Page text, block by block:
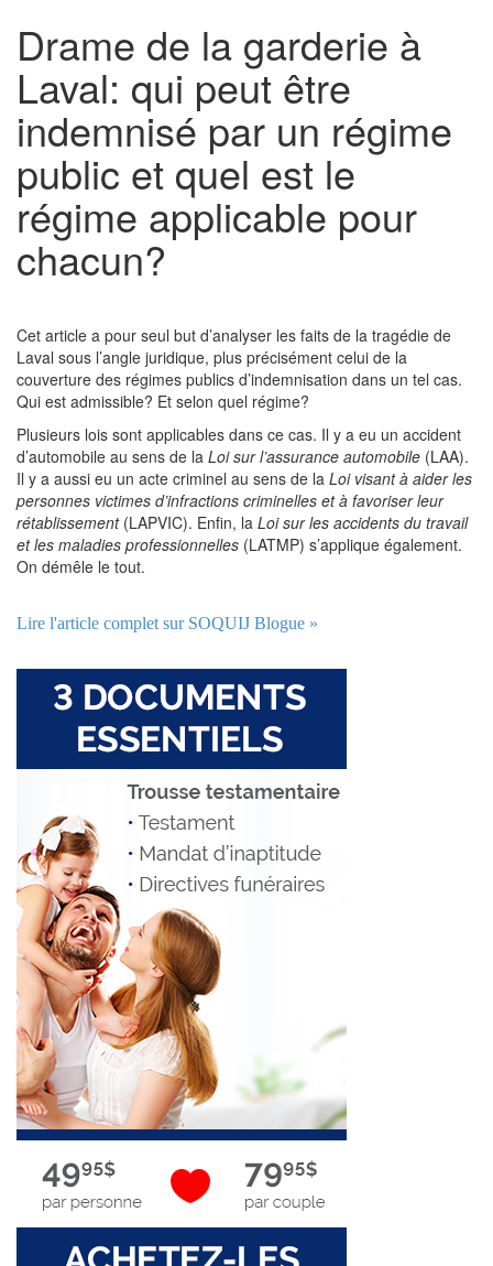
Drame de la garderie à
Laval: qui peut être
indemnisé par un régime
public et quel est le
régime applicable pour
chacun?
Cet article a pour seul but d’analyser les faits de la tragédie de
Laval sous l’angle juridique, plus précisément celui de la
couverture des régimes publics d’indemnisation dans un tel cas.
Qui est admissible? Et selon quel régime?
Plusieurs lois sont applicables dans ce cas. Il y a eu un accident
d’automobile au sens de la Loi sur l’assurance automobile (LAA).
Il y a aussi eu un acte criminel au sens de la Loi visant à aider les
personnes victimes d’infractions criminelles et à favoriser leur
rétablissement(LAPVIC). Enfin, la Loi sur les accidents du travail
et les maladies professionnelles (LATMP) s’applique également.
On démêle le tout.
Lire l'article complet sur SOQUIJ Blogue »